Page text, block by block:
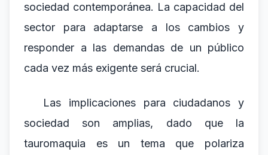
sociedad contemporánea. La capacidad del
sector para adaptarse a los cambios y
responder a las demandas de un público
cada vez más exigente será crucial.
Las implicaciones para ciudadanos y
sociedad son amplias, dado que la
tauromaquia es un tema que polariza